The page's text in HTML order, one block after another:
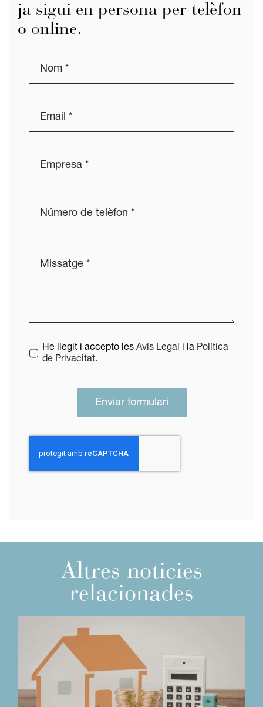
ja sigui en persona per telèfon
o online.
He llegit i accepto les Avís Legal i la Política
de Privacitat.
Enviar formulari
Altres noticies
relacionades